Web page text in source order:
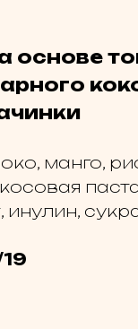
основе
манго,
инулин,